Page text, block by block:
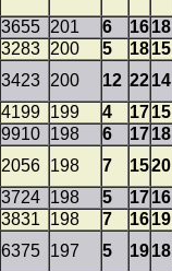
3655 201 6 1618
3283 200 5 1815
3423 200 12 2214
4199 199 4 1715
9910 198 6 1718
2056 198 7 1520
3724 198 5 1716
3831 198 7 1619
6375 197 5 1918